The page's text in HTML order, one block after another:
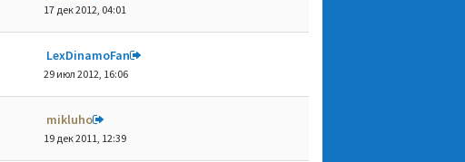
17 дек 2012, 04:01
LexDinamoFan
29 июл 2012, 16:06
mikluho
19 дек 2011, 12:39